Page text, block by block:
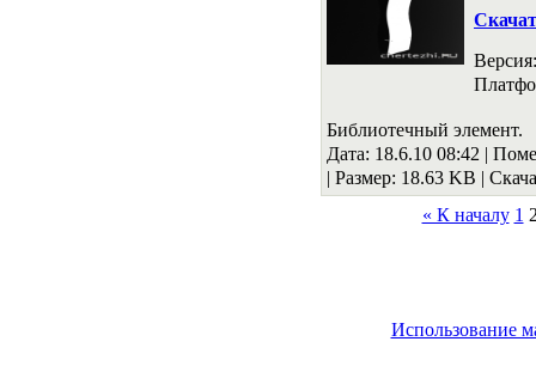
Библиотечный элемент.
Дата: 18.6.10 08:42 |
| Размер: 18.63 KB |
« К началу 1
Использование